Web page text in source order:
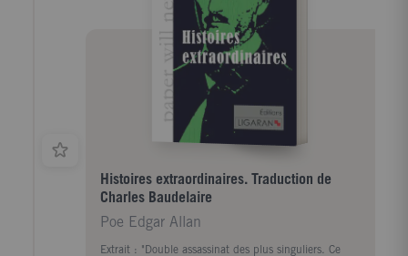
Histoires extraordinaires. Traduction de
Charles Baudelaire
Poe Edgar Allan
Extrait : "Double assassinat des plus singuliers. Ce